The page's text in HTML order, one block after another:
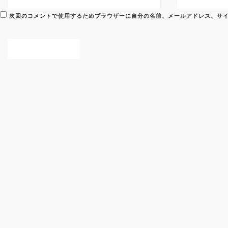
次回のコメントで使用するためブラウザーに自分の名前、メールアドレス、サイ